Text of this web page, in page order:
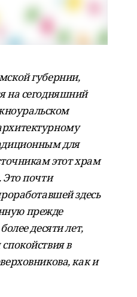
губернии,
на сегодняшний
для
этот храм
Это почти
здесь
прежде
десяти лет,
в
как и